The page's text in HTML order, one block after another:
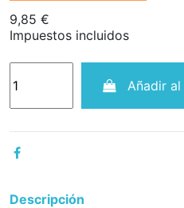
9,85 €
Impuestos incluidos
Añadir
Descripción